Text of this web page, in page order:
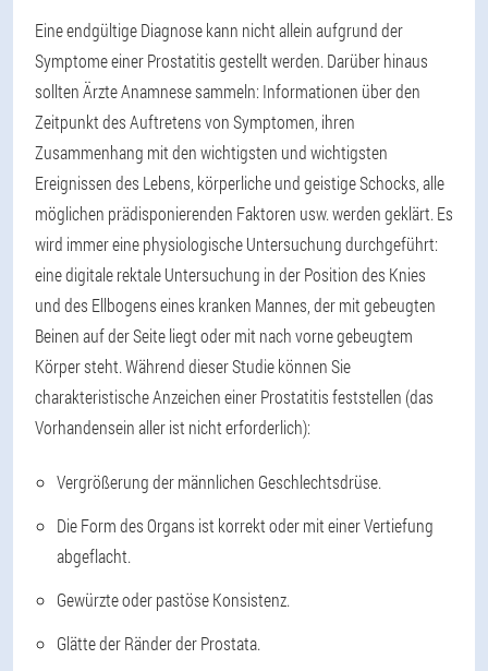
Eine endgültige Diagnose kann nicht allein aufgrund der
Symptome einer Prostatitis gestellt werden. Darüber hinaus
sollten Ärzte Anamnese sammeln: Informationen über den
Zeitpunkt des Auftretens von Symptomen, ihren
Zusammenhang mit den wichtigsten und wichtigsten
Ereignissen des Lebens, körperliche und geistige Schocks, alle
möglichen prädisponierenden Faktoren usw. werden geklärt. Es
wird immer eine physiologische Untersuchung durchgeführt:
eine digitale rektale Untersuchung in der Position des Knies
und des Ellbogens eines kranken Mannes, der mit gebeugten
Beinen auf der Seite liegt oder mit nach vorne gebeugtem
Körper steht. Während dieser Studie können Sie
charakteristische Anzeichen einer Prostatitis feststellen (das
Vorhandensein aller ist nicht erforderlich):
Vergrößerung der männlichen Geschlechtsdrüse.
Die Form des Organs ist korrekt oder mit einer Vertiefung
abgeflacht.
Gewürzte oder pastöse Konsistenz.
Glätte der Ränder der Prostata.